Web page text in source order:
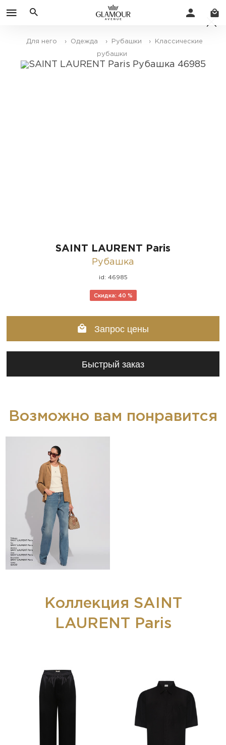
Для него › Одежда › Рубашки › Классические
рубашки
SAINT LAURENT Paris
Рубашка
id: 46985
Скидка: 40 %
Запрос цены
Быстрый заказ
Возможно вам понравится
Коллекция SAINT
LAURENT Paris